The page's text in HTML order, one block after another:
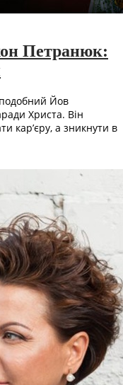
Петранюк:
Йов
Христа. Він
кар’єру, а зникнути в